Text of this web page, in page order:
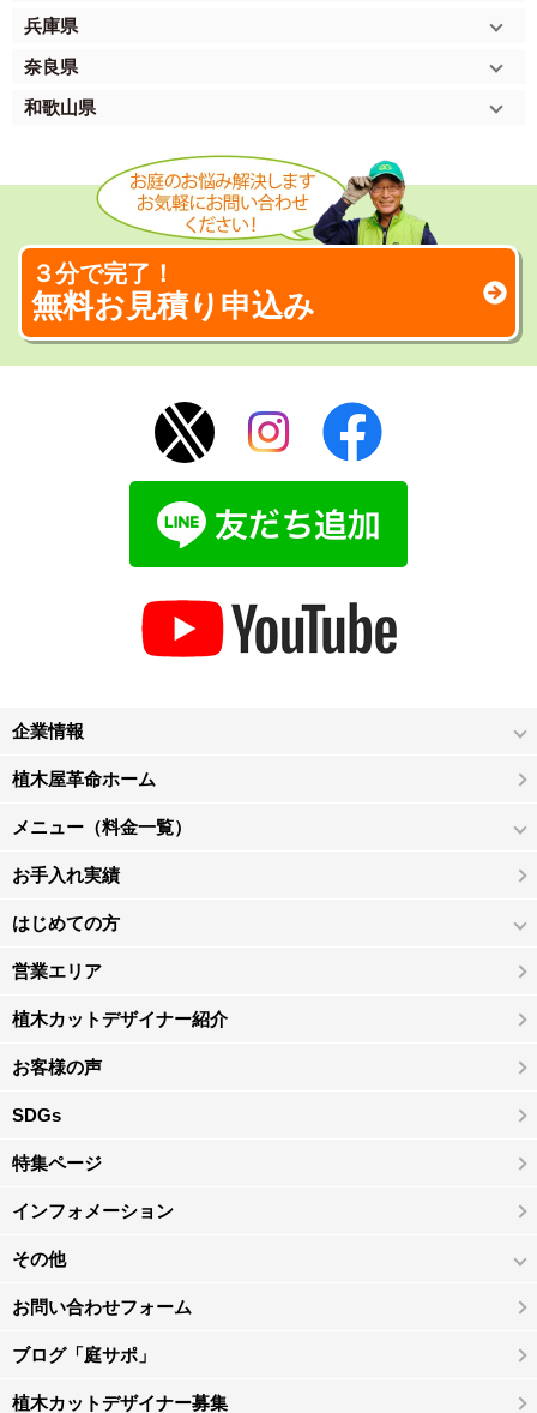
兵庫県
奈良県
和歌山県
３分で完了！
無料お見積り申込み
企業情報
植木屋革命ホーム
メニュー（料金一覧）
お手入れ実績
はじめての方
営業エリア
植木カットデザイナー紹介
お客様の声
SDGs
特集ページ
インフォメーション
その他
お問い合わせフォーム
ブログ「庭サポ」
植木カットデザイナー募集